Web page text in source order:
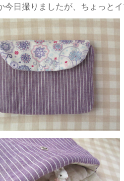
今日撮りましたが、ちょっと